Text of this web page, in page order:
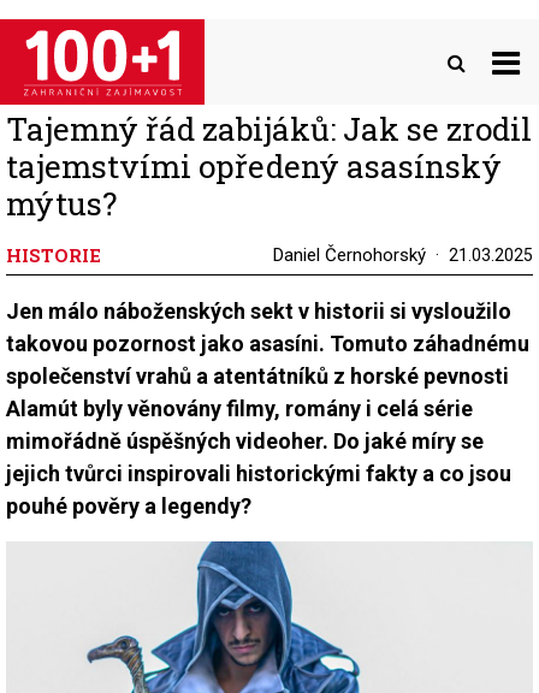
Přejít
hlavnímu
obsahu
Tajemný řád zabijáků: Jak se zrodil
tajemstvími opředený asasínský
mýtus?
HISTORIE Daniel Černohorský 21.03.2025
Jen málo náboženských sekt v historii si vysloužilo
takovou pozornost jako asasíni. Tomuto záhadnému
společenství vrahů a atentátníků z horské pevnosti
Alamút byly věnovány filmy, romány i celá série
mimořádně úspěšných videoher. Do jaké míry se
jejich tvůrci inspirovali historickými fakty a co jsou
pouhé pověry a legendy?